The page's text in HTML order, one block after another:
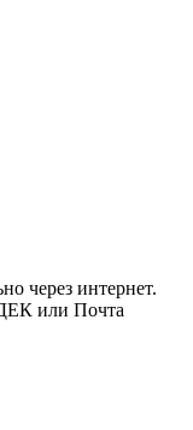
через интернет.
или Почта